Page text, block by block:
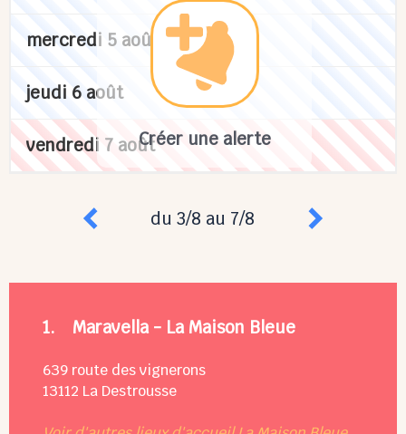
Créer une alerte
mercredi 5 août
jeudi 6 août
vendredi 7 août
du 3/8 au 7/8
1. Maravella - La Maison Bleue
639 route des vignerons
13112 La Destrousse